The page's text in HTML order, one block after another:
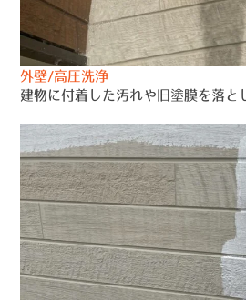
外壁/高圧洗浄
建物に付着した汚れや旧塗膜を落と